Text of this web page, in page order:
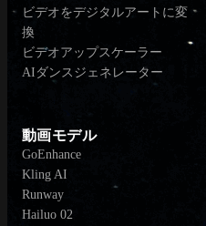
ビデオをデジタルアートに変
換
ビデオアップスケーラー
AIダンスジェネレーター
動画モデル
GoEnhance
Kling AI
Runway
Hailuo 02